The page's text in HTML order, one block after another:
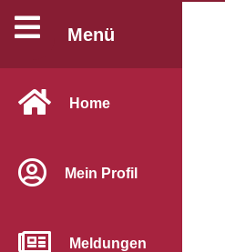
Menü
Home
Mein Profil
Meldungen